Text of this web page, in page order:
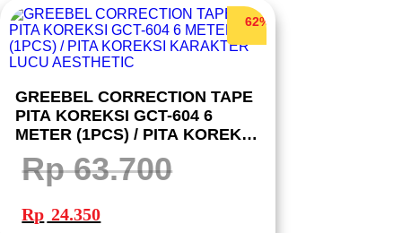
62%
GREEBEL CORRECTION TAPE
PITA KOREKSI GCT-604 6
METER (1PCS) / PITA KOREKSI
Rp63.700
Harga
adalah:
Rp 63.700.
Rp 24.350ini
adalah: